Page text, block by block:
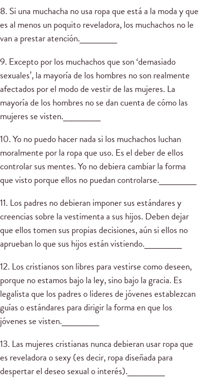
8. Si una muchacha no usa ropa que está a la moda y que
es al menos un poquito reveladora, los muchachos no le
van a prestar atención._______
9. Excepto por los muchachos que son ‘demasiado
sexuales’, la mayoría de los hombres no son realmente
afectados por el modo de vestir de las mujeres. La
mayoría de los hombres no se dan cuenta de cómo las
mujeres se visten._______
10. Yo no puedo hacer nada si los muchachos luchan
moralmente por la ropa que uso. Es el deber de ellos
controlar sus mentes. Yo no debiera cambiar la forma
que visto porque ellos no puedan controlarse._______
11. Los padres no debieran imponer sus estándares y
creencias sobre la vestimenta a sus hijos. Deben dejar
que ellos tomen sus propias decisiones, aún si ellos no
aprueban lo que sus hijos están vistiendo._______
12. Los cristianos son libres para vestirse como deseen,
porque no estamos bajo la ley, sino bajo la gracia. Es
legalista que los padres o lideres de jóvenes establezcan
guías o estándares para dirigir la forma en que los
jóvenes se visten._______
13. Las mujeres cristianas nunca debieran usar ropa que
es reveladora o sexy (es decir, ropa diseñada para
despertar el deseo sexual o interés)._______